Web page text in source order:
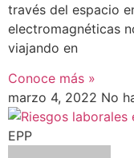
través del espacio
electromagnéticas
viajando en
Conoce más »
marzo 4, 2022 No
EPP